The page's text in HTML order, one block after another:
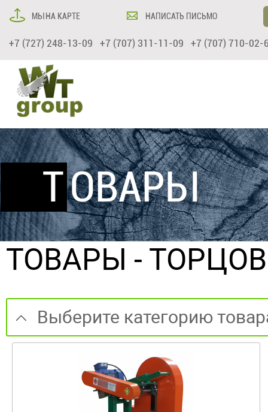
МЫ НА КАРТЕ НАПИСАТЬ ПИСЬМО
+7 (727) 248-13-09 +7 (707) 311-11-09 +7 (707) 710-02-
ТОВАРЫ
ТОВАРЫ -
Выберите категорию